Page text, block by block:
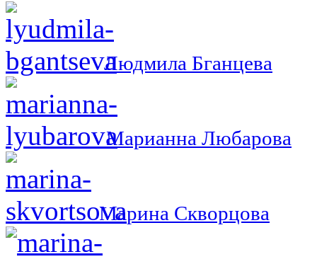
Людмила Бганцева
Марианна Любарова
Марина Скворцова